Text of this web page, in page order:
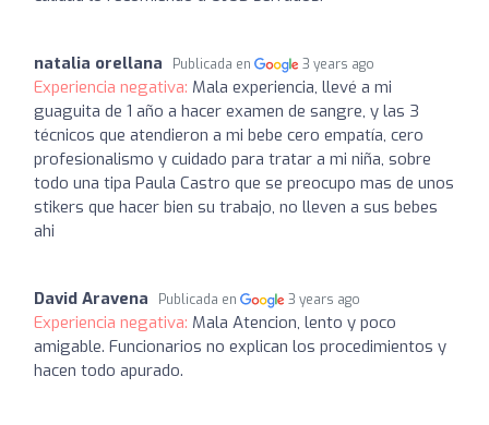
natalia orellana Publicada en 3 years ago
Experiencia negativa: Mala experiencia, llevé a mi
guaguita de 1 año a hacer examen de sangre, y las 3
técnicos que atendieron a mi bebe cero empatía, cero
profesionalismo y cuidado para tratar a mi niña, sobre
todo una tipa Paula Castro que se preocupo mas de unos
stikers que hacer bien su trabajo, no lleven a sus bebes
ahi
David Aravena Publicada en 3 years ago
Experiencia negativa: Mala Atencion, lento y poco
amigable. Funcionarios no explican los procedimientos y
hacen todo apurado.